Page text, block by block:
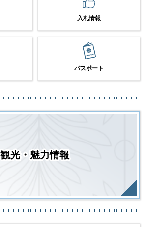
入札情報
パスポート
観光・魅力情報